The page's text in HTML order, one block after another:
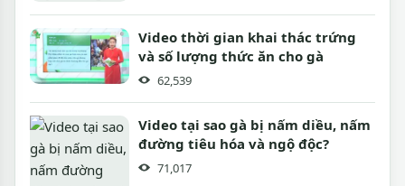
Video thời gian khai thác trứng
và số lượng thức ăn cho gà
62,539
Video tại sao gà bị nấm diều, nấm
đường tiêu hóa và ngộ độc?
71,017